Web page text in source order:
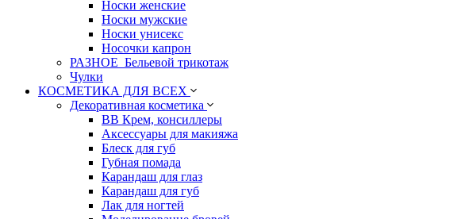
Носки женские
Носки мужские
Носки унисекс
Носочки капрон
РАЗНОЕ_Бельевой трикотаж
Чулки
КОСМЕТИКА ДЛЯ ВСЕХ
Декоративная косметика
BB Крем, консиллеры
Аксессуары для макияжа
Блеск для губ
Губная помада
Карандаш для глаз
Карандаш для губ
Лак для ногтей